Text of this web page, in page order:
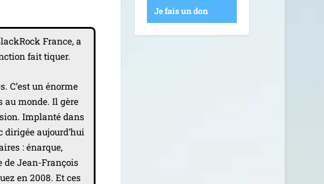
France, a
fait tiquer.
C’est un énorme
au monde. Il gère
Implanté dans
aujourd’hui
: énarque,
de Jean-François
en 2008. Et ces
Je fais un don